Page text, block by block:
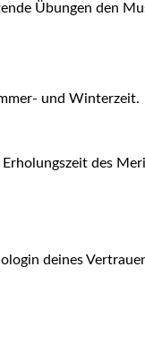
Übungen den
und Winterzeit.
des
deines